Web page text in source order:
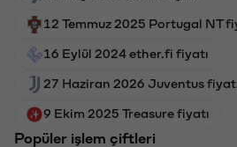
12 Temmuz 2025 Portugal NT
16 Eylül 2024 ether.fi fiyatı
27 Haziran 2026 Juventus
9 Ekim 2025 Treasure fiyatı
Popüler işlem çiftleri